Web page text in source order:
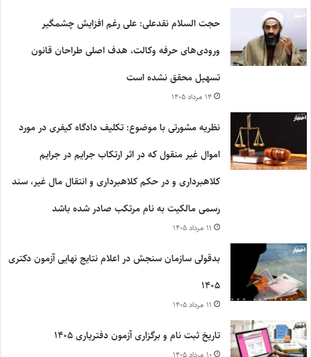
حجت السلام نقدعلی: علی رغم افزایش چشمگیر
ورودی‌های حرفه وکالت، هدف اصلی طراحان قانون
تسهیل محقق نشده است
۱۴ مرداد ۱۴۰۵
نظریه مشورتی با موضوع: تکلیف دادگاه کیفری در مورد
اموال غیر منقول که در اثر ارتکاب جرایم در جرایم
کلاهبرداری و در حکم کلاهبرداری و انتقال مال غیر، سند
رسمی مالکیت به نام مرتکب صادر شده باشد
۱۱ مرداد ۱۴۰۵
بدقولی سازمان سنجش در اعلام نتایج نهایی آزمون دکتری
۱۴۰۵
۱۱ مرداد ۱۴۰۵
تاریخ ثبت نام و برگزاری آزمون دفتریاری ۱۴۰۵
۱۰ مرداد ۱۴۰۵